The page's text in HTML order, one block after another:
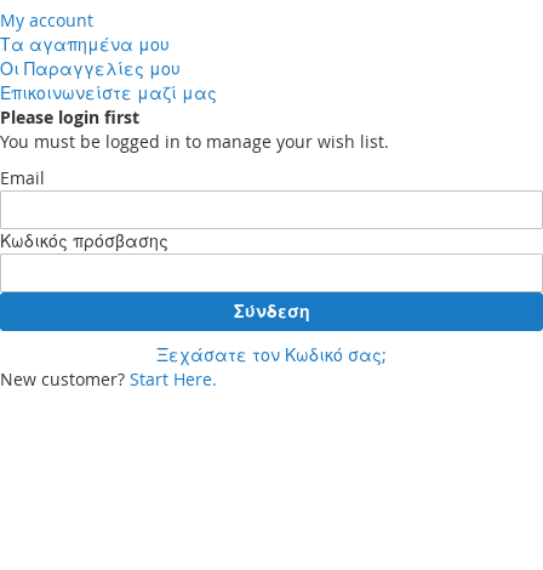
My account
Τα αγαπημένα μου
Οι Παραγγελίες μου
Επικοινωνείστε μαζί μας
Please login first
You must be logged in to manage your wish list.
Email
Κωδικός πρόσβασης
Σύνδεση
Ξεχάσατε τον Κωδικό σας;
New customer? Start Here.